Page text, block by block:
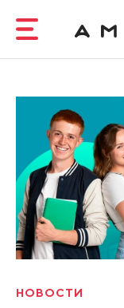
НОВОСТИ